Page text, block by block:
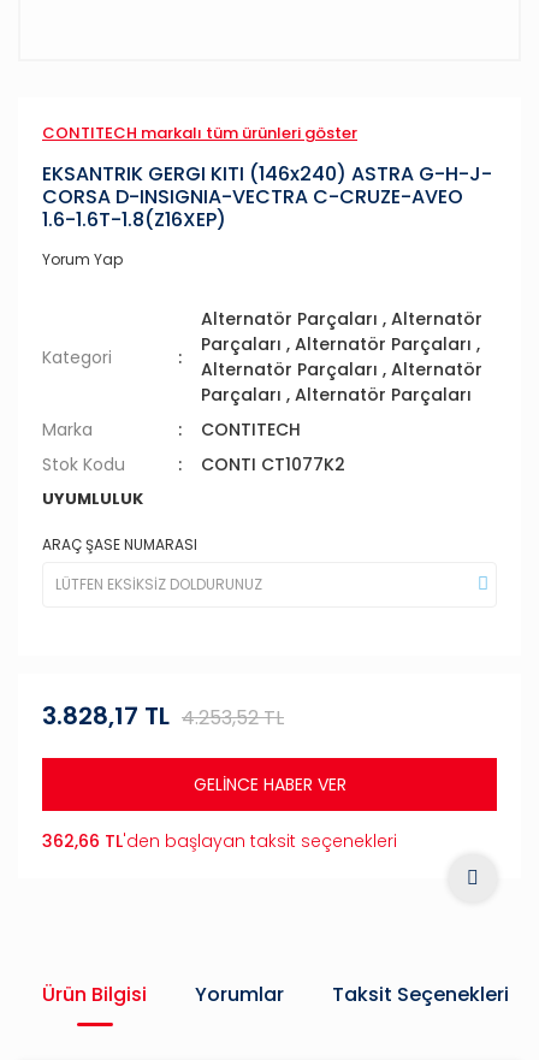
CONTITECH markalı tüm ürünleri göster
EKSANTRIK GERGI KITI (146x240) ASTRA G-H-J-
CORSA D-INSIGNIA-VECTRA C-CRUZE-AVEO
1.6-1.6T-1.8(Z16XEP)
Yorum Yap
Kategori
Alternatör Parçaları ,Alternatör
Parçaları ,Alternatör Parçaları ,
Alternatör Parçaları ,Alternatör
Parçaları ,Alternatör Parçaları
Marka
CONTITECH
Stok Kodu
CONTI CT1077K2
UYUMLULUK
ARAÇ ŞASE NUMARASI
3.828,17 TL 4.253,52 TL
GELİNCE HABER VER
362,66 TL'den başlayan taksit seçenekleri
Ürün Bilgisi Yorumlar Taksit Seçenekleri